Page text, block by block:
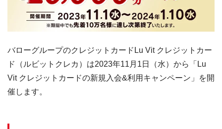
バローグループのクレジットカードLu Vit クレジットカー
ド（ルビットクレカ）は2023年11月1日（水）から「Lu
Vit クレジットカードの新規入会&利用キャンペーン」を開
催します。